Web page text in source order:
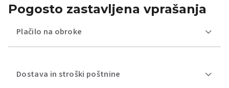
Pogosto zastavljena vprašanja
Plačilo na obroke
Dostava in stroški poštnine